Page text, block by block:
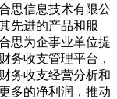
思信息技术有限公
先进的产品和服
思为企事业单位提
务收支管理平台，
务收支经营分析和
多的净利润，推动